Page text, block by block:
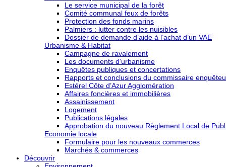
Le service municipal de la forêt
Comité communal feux de forêts
Protection des fonds marins
Palmiers : lutter contre les nuisibles
Dossier de demande d’aide à l’achat d’un VAE
Urbanisme & Habitat
Campagne de ravalement
Les documents d’urbanisme
Enquêtes publiques et concertations
Rapports et conclusions du commissaire
Estérel Côte d’Azur Agglomération
Affaires foncières et immobilières
Assainissement
Logement
Publications légales
Approbation du nouveau Règlement Local de
Economie locale
Formulaire pour les nouveaux commerces
Marchés & commerces
Découvrir